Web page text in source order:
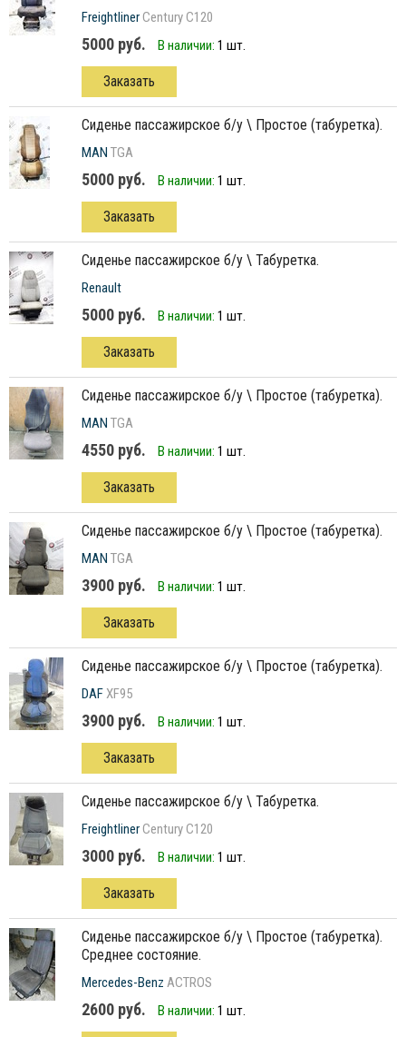
FreightlinerCentury C120
5000 руб. В наличии: 1 шт.
Заказать
сиденье пассажирское б/у \ Простое (табуретка).
MAN TGA
5000 руб. В наличии: 1 шт.
Заказать
сиденье пассажирское б/у \ Табуретка.
Renault
5000 руб. В наличии: 1 шт.
Заказать
сиденье пассажирское б/у \ Простое (табуретка).
MAN TGA
4550 руб. В наличии: 1 шт.
Заказать
сиденье пассажирское б/у \ Простое (табуретка).
MAN TGA
3900 руб. В наличии: 1 шт.
Заказать
сиденье пассажирское б/у \ Простое (табуретка).
DAFXF95
3900 руб. В наличии: 1 шт.
Заказать
сиденье пассажирское б/у \ Табуретка.
FreightlinerCentury C120
3000 руб. В наличии: 1 шт.
Заказать
сиденье пассажирское б/у \ Простое (табуретка).
Среднее состояние.
Mercedes-Benz ACTROS
2600 руб. В наличии: 1 шт.